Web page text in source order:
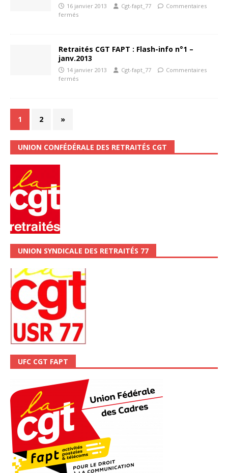
16 janvier 2013 Cgt-fapt_77
Commentaires
fermés
Retraités CGT FAPT : Flash-info n°1 –
janv.2013
14 janvier 2013 Cgt-fapt_77
Commentaires
fermés
1 2 »
UNION CONFÉDÉRALE DES RETRAITÉS CGT
UNION SYNDICALE DES RETRAITÉS 77
UFC CGT FAPT